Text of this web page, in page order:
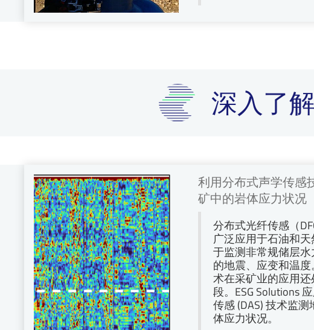
深入了
利用分布式声学传感
矿中的岩体应力状况
分布式光纤传感（
广泛应用于石油和
于监测非常规储层
的地震、应变和温
术在采矿业的应用
段。ESG Solutions
传感 (DAS) 技术监
体应力状况。